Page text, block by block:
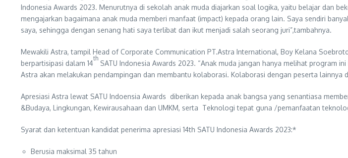
Indonesia Awards 2023. Menurutnya di sekolah anak muda diajarkan soal logika, yaitu belajar dan
mengajarkan bagaimana anak muda memberi manfaat (impact) kepada orang lain. Saya sendiri
saya, sehingga dengan senang hati saya terlibat dan ikut menjadi salah seorang juri”,tambahnya.
Mewakili Astra, tampil Head of Corporate Communication PT.Astra International, Boy Kelana
berpartisipasi dalam 14
th
SATU Indonesia Awards 2023. “Anak muda jangan hanya melihat program
Astra akan melakukan pendampingan dan membantu kolaborasi. Kolaborasi dengan peserta lainnya
Apresiasi Astra lewat SATU Indoensia Awards diberikan kepada anak bangsa yang senantiasa
&Budaya, Lingkungan, Kewirausahaan dan UMKM, serta Teknologi tepat guna /pemanfaatan
Syarat dan ketentuan kandidat penerima apresiasi 14th SATU Indonesia Awards 2023:*
Berusia maksimal 35 tahun